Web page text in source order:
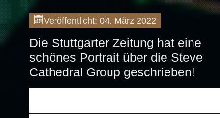
Veröffentlicht: 04. März 2022
Die Stuttgarter Zeitung hat eine
schönes Portrait über die Steve
Cathedral Group geschrieben!